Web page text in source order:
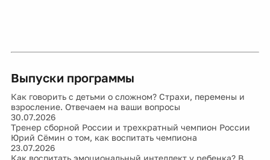
Выпуски программы
Как говорить с детьми о сложном? Страхи, перемены и
взросление. Отвечаем на ваши вопросы
30.07.2026
Тренер сборной России и трехкратный чемпион России
Юрий Сёмин о том, как воспитать чемпиона
23.07.2026